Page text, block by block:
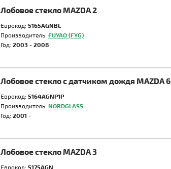
Лобовое стекло MAZDA 2
Еврокод: 5165AGNBL
Производитель: FUYAO (FYG)
Год: 2003 - 2008
Лобовое стекло с датчиком дождя MAZDA 6
Еврокод: 5164AGNP1P
Производитель: NORDGLASS
Год: 2001 -
Лобовое стекло MAZDA 3
Еврокод: 5175AGN